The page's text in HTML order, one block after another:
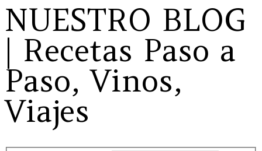
NUESTRO BLOG
| Recetas Paso a
Paso, Vinos,
Viajes